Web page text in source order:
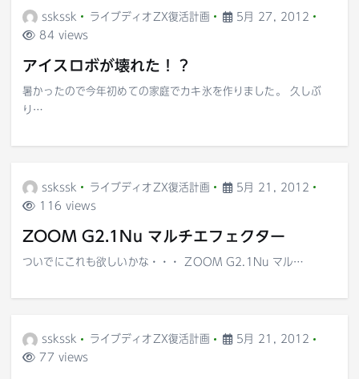
sskssk ライブディオZX復活計画
5月 27, 2012
84 views
アイスロボが壊れた！？
暑かったので今年初めての家庭でカキ氷を作りました。 久しぶ
り…
sskssk ライブディオZX復活計画
5月 21, 2012
116 views
ZOOM G2.1Nu マルチエフェクター
ついでにこれも欲しいかな・・・ ZOOM G2.1Nu マル…
sskssk ライブディオZX復活計画
5月 21, 2012
77 views